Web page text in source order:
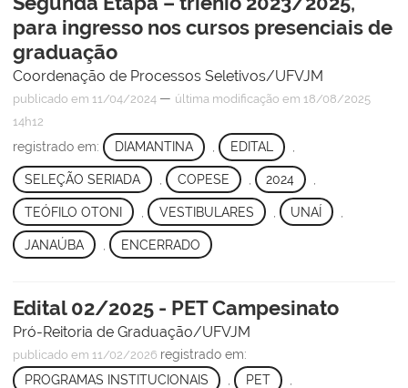
para ingresso nos cursos presenciais de
graduação
Coordenação de Processos Seletivos/UFVJM
publicado em 11/04/2024 — última modificação em 18/08/2025
14h12
registrado em: DIAMANTINA , EDITAL ,
SELEÇÃO SERIADA COPESE 2024
TEÓFILO OTONI VESTIBULARES UNAÍ
JANAÚBA ENCERRADO
Edital 02/2025 - PET Campesinato
Pró-Reitoria de Graduação/UFVJM
publicado em 11/02/2026 registrado em:
PROGRAMAS INSTITUCIONAIS
, PET ,